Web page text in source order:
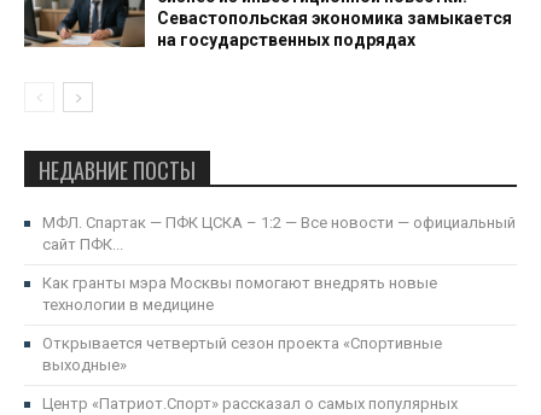
Севастопольская экономика замыкается
на государственных подрядах
НЕДАВНИЕ ПОСТЫ
МФЛ. Спартак — ПФК ЦСКА – 1:2 — Все новости — официальный
сайт ПФК...
Как гранты мэра Москвы помогают внедрять новые
технологии в медицине
Открывается четвертый сезон проекта «Спортивные
выходные»
Центр «Патриот.Спорт» рассказал о самых популярных